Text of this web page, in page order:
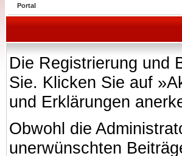
Portal
Die Registrierung und
Sie. Klicken Sie auf
und Erklärungen
Obwohl die
unerwünschten